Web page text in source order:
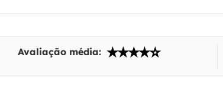
Avaliação média: